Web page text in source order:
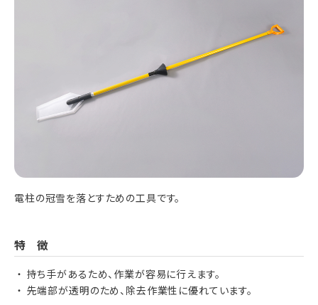
電柱の冠雪を落とすための工具です。
特徴
持ち手があるため、作業が容易に行えます。
先端部が透明のため、除去作業性に優れています。